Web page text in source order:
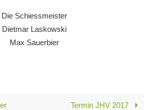
Die Schiessmeister
Dietmar Laskowski
Max Sauerbier
Termin JHV 2017